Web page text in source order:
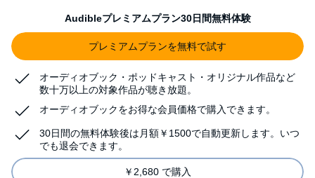
Audibleプレミアムプラン30日間無料体験
プレミアムプランを無料で試す
オーディオブック・ポッドキャスト・オリジナル作品など
数十万以上の対象作品が聴き放題。
オーディオブックをお得な会員価格で購入できます。
30日間の無料体験後は月額￥1500で自動更新します。いつ
でも退会できます。
￥2,680 で購入